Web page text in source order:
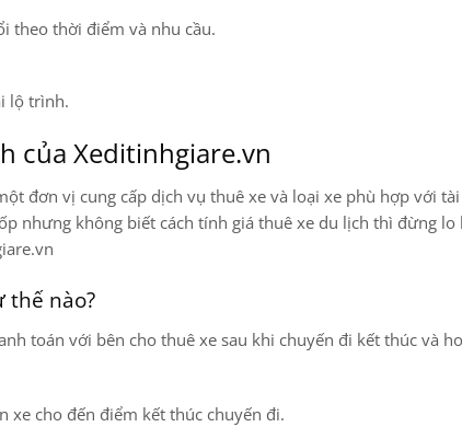
theo thời điểm và nhu cầu.
lộ trình.
của Xeditinhgiare.vn
đơn vị cung cấp dịch vụ thuê xe và loại xe phù hợp với
nhưng không biết cách tính giá thuê xe du lịch thì đừng lo
thế nào?
toán với bên cho thuê xe sau khi chuyến đi kết thúc và
xe cho đến điểm kết thúc chuyến đi.